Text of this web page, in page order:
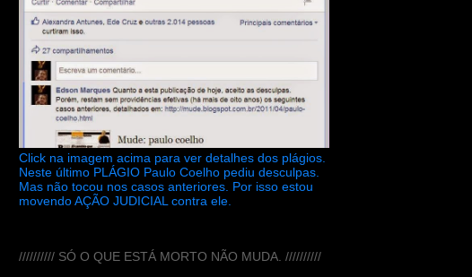
Click na imagem acima para ver detalhes dos plágios.
Neste último PLÁGIO Paulo Coelho pediu desculpas.
Mas não tocou nos casos anteriores. Por isso estou
movendo AÇÃO JUDICIAL contra ele.
////////// SÓ O QUE ESTÁ MORTO NÃO MUDA. //////////